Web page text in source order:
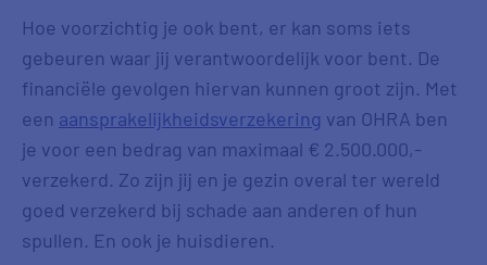
Hoe voorzichtig je ook bent, er kan soms iets
gebeuren waar jij verantwoordelijk voor bent. De
financiële gevolgen hiervan kunnen groot zijn. Met
een aansprakelijkheidsverzekering van OHRA ben
je voor een bedrag van maximaal € 2.500.000,-
verzekerd. Zo zijn jij en je gezin overal ter wereld
goed verzekerd bij schade aan anderen of hun
spullen. En ook je huisdieren.